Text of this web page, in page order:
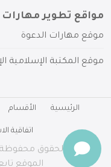
مواقع تطوير مهارات
موقع مهارات الدعوة
موقع المكتبة الإسلامية
الرئيسية الأقسام
اتفاقية
جميع الحقوق محفوظة
الموقع